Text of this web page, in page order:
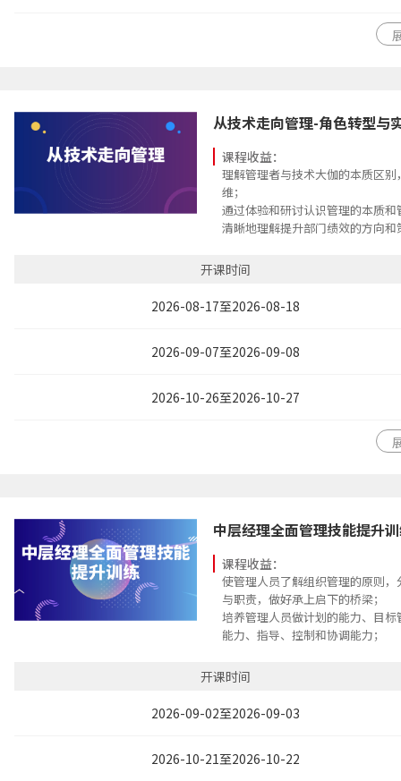
从技术走向管理-角色转型与
课程收益：
理解管理者与技术大伽的本质区
维；
通过体验和研讨认识管理的本质
清晰地理解提升部门绩效的方向和
务-能力需求的关系，发展个人能
开课时间
2026-08-17至2026-08-18
2026-09-07至2026-09-08
2026-10-26至2026-10-27
中层经理全面管理技能提升
课程收益：
使管理人员了解组织管理的原则
与职责，做好承上启下的桥梁；
培养管理人员做计划的能力、目
能力、指导、控制和协调能力；
下属，并给予工作授权；
知人善任，带人带心，学习激励部
认识沟通的重要性，掌握高效沟通
织内无障碍的沟通环境；
导艺术，增强自己的领导魅力；
开课时间
2026-09-02至2026-09-03
2026-10-21至2026-10-22